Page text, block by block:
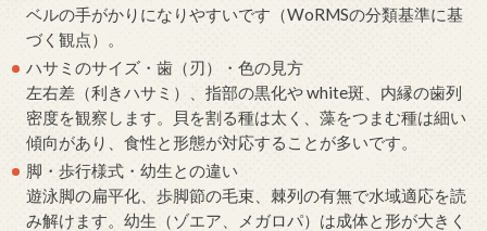
ベルの手がかりになりやすいです（WoRMSの分類基準に基
づく観点）。
ハサミのサイズ・歯（刃）・色の見方
左右差（利きハサミ）、指部の黒化や white斑、内縁の歯列
密度を観察します。貝を割る種は太く、藻をつまむ種は細い
傾向があり、食性と形態が対応することが多いです。
脚・歩行様式・幼生との違い
遊泳脚の扁平化、歩脚節の毛束、棘列の有無で水域適応を読
み解けます。幼生（ゾエア、メガロパ）は成体と形が大きく